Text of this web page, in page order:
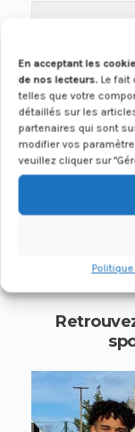
En acceptant les
de nos lecteurs. Le fait
telles que votre
détaillés sur les
partenaires qui sont
modifier vos
veuillez cliquer sur
de Roro ?